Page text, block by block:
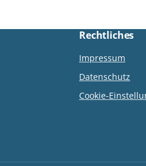
Rechtliches
Impressum
Datenschutz
Cookie-